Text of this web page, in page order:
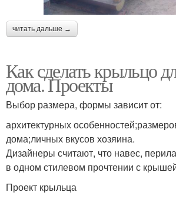
читать дальше →
Как сделать крыльцо
дома. Проекты
Выбор размера, формы зависит от:
архитектурных
дома;личных вкусов хозяина.
Дизайнеры считают, что навес,
в одном стилевом прочтении с
Проект крыльца